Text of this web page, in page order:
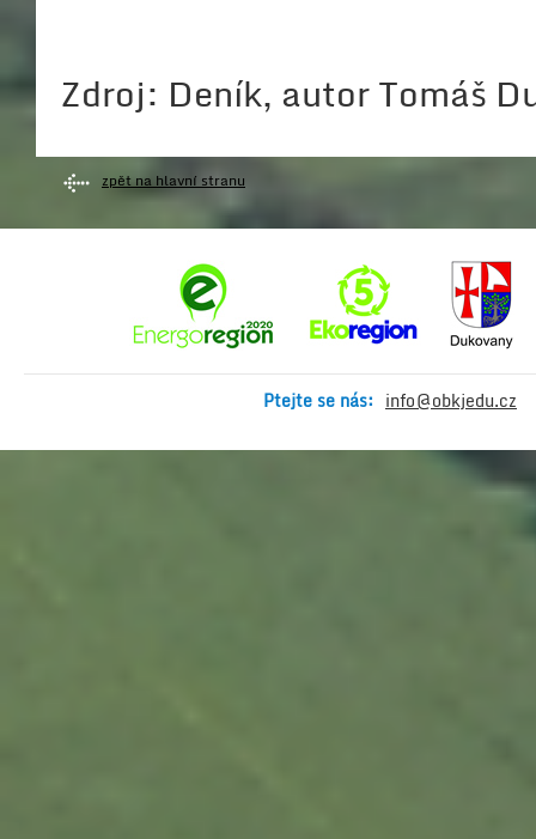
Zdroj: Deník, autor Tomáš
zpět na hlavní stranu
Ptejte se nás: info@obkjedu.cz